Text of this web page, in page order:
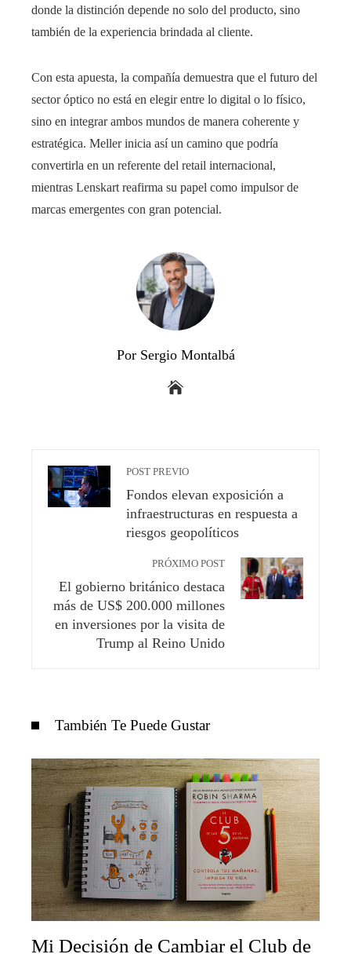
donde la distinción depende no solo del producto, sino
también de la experiencia brindada al cliente.
Con esta apuesta, la compañía demuestra que el futuro del
sector óptico no está en elegir entre lo digital o lo físico,
sino en integrar ambos mundos de manera coherente y
estratégica. Meller inicia así un camino que podría
convertirla en un referente del retail internacional,
mientras Lenskart reafirma su papel como impulsor de
marcas emergentes con gran potencial.
Por Sergio Montalbá
POST PREVIO
Fondos elevan exposición a
infraestructuras en respuesta a
riesgos geopolíticos
PRÓXIMO POST
El gobierno británico destaca
más de US$ 200.000 millones
en inversiones por la visita de
Trump al Reino Unido
También Te Puede Gustar
Mi Decisión de Cambiar el Club de